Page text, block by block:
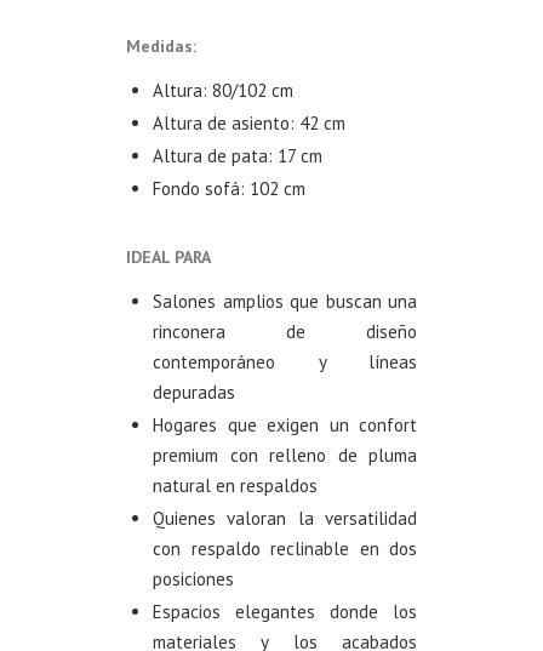
Medidas:
Altura: 80/102 cm
Altura de asiento: 42 cm
Altura de pata: 17 cm
Fondo sofá: 102 cm
IDEAL PARA
Salones amplios que buscan una
rinconera de diseño
contemporáneo y líneas
depuradas
Hogares que exigen un confort
premium con relleno de pluma
natural en respaldos
Quienes valoran la versatilidad
con respaldo reclinable en dos
posiciones
Espacios elegantes donde los
materiales y los acabados